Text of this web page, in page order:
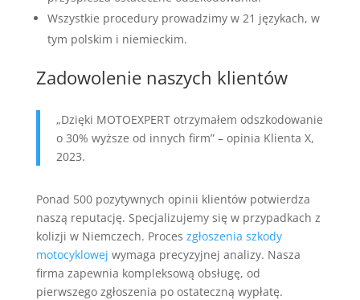
Wszystkie procedury prowadzimy w 21 językach, w
tym polskim i niemieckim.
Zadowolenie naszych klientów
„Dzięki MOTOEXPERT otrzymałem odszkodowanie
o 30% wyższe od innych firm” – opinia Klienta X,
2023.
Ponad 500 pozytywnych opinii klientów potwierdza
naszą reputację. Specjalizujemy się w przypadkach z
kolizji w Niemczech. Proces zgłoszenia szkody
motocyklowej wymaga precyzyjnej analizy. Nasza
firma zapewnia kompleksową obsługę, od
pierwszego zgłoszenia po ostateczną wypłatę.